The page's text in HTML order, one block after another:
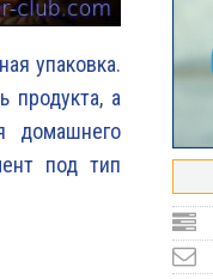
упаковка.
продукта, а
домашнего
под тип